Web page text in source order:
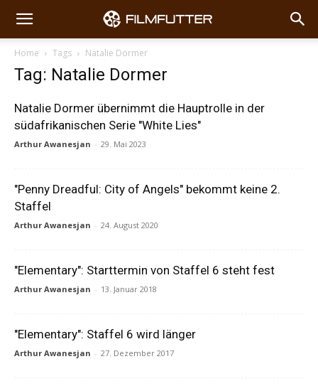
Home Tags Natalie Dormer
Tag: Natalie Dormer
Natalie Dormer übernimmt die Hauptrolle in der
südafrikanischen Serie "White Lies"
Arthur Awanesjan - 29. Mai 2023
"Penny Dreadful: City of Angels" bekommt keine 2.
Staffel
Arthur Awanesjan - 24. August 2020
"Elementary": Starttermin von Staffel 6 steht fest
Arthur Awanesjan - 13. Januar 2018
"Elementary": Staffel 6 wird länger
Arthur Awanesjan - 27. Dezember 2017